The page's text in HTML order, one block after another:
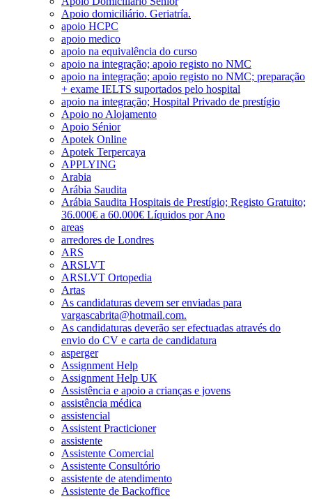
Apoio domiciliário. Geriatría.
apoio HCPC
apoio medico
apoio na equivalência do curso
apoio na integração; apoio registo no NMC
apoio na integração; apoio registo no NMC; preparação
+ exame IELTS suportados pelo hospital
apoio na integração; Hospital Privado de prestígio
Apoio no Alojamento
Apoio Sénior
Apotek Online
Apotek Terpercaya
APPLYING
Arabia
Arábia Saudita
Arábia Saudita Hospitais de Prestígio; Registo Gratuito;
36.000€ a 60.000€ Líquidos por Ano
areas
arredores de Londres
ARS
ARSLVT
ARSLVT Ortopedia
Artas
As candidaturas devem ser enviadas para
vargascabrita@hotmail.com.
As candidaturas deverão ser efectuadas através do
envio do CV e carta de candidatura
asperger
Assignment Help
Assignment Help UK
Assistência e apoio a crianças e jovens
assistência médica
assistencial
Assistent Practicioner
assistente
Assistente Comercial
Assistente Consultório
assistente de atendimento
Assistente de Backoffice